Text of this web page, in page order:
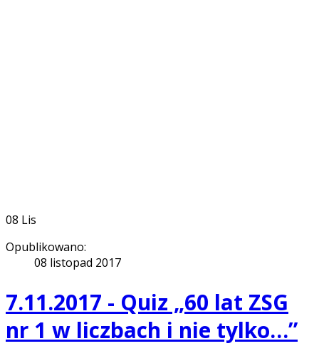
08 Lis
Opublikowano:
08 listopad 2017
7.11.2017 - Quiz „60 lat ZSG
nr 1 w liczbach i nie tylko…”